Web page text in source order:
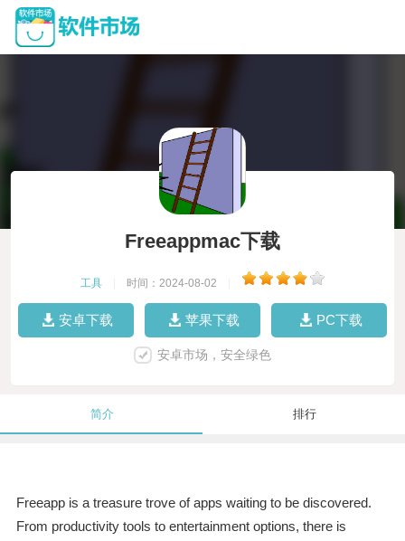
Freeappmac下载
工具 时间：2024-08-02
安卓下载 苹果下载 PC下载
安卓市场，安全绿色
简介 排行
Freeapp is a treasure trove of apps waiting to be discovered.
From productivity tools to entertainment options, there is